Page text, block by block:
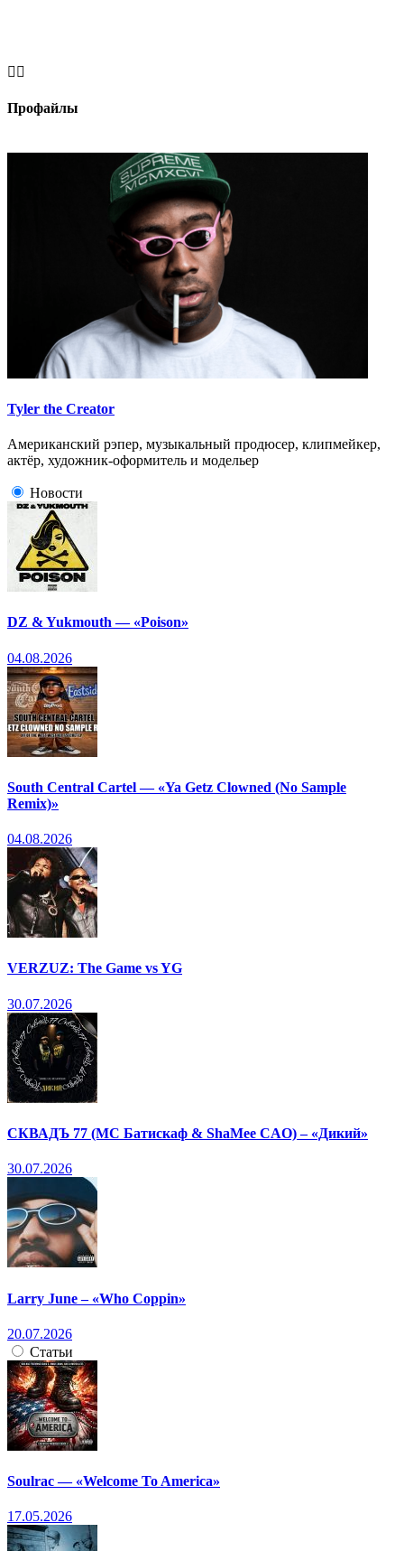
 
Профайлы
Tyler the Creator
Американский рэпер, музыкальный продюсер, клипмейкер,
актёр, художник-оформитель и модельер
Новости
DZ & Yukmouth — «Poison»
04.08.2026
South Central Cartel — «Ya Getz Clowned (No Sample
Remix)»
04.08.2026
VERZUZ: The Game vs YG
30.07.2026
СКВАДЪ 77 (МС Батискаф & ShaMee CAO) – «Дикий»
30.07.2026
Larry June – «Who Coppin»
20.07.2026
Статьи
Soulrac — «Welcome To America»
17.05.2026